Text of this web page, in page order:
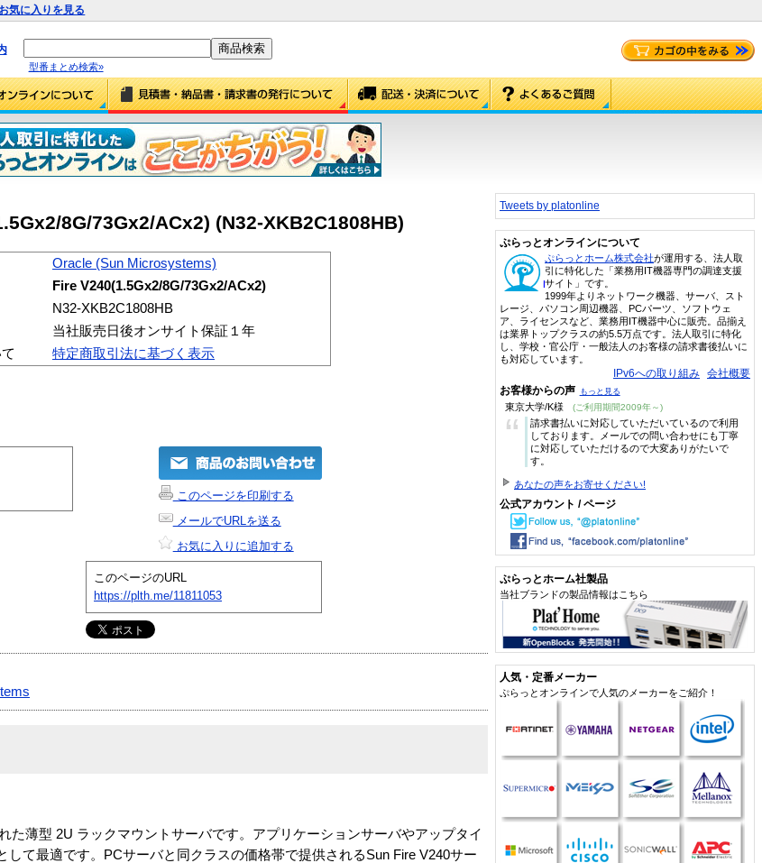
お気に入りを見る
型番まとめ検索»
8G/73Gx2/ACx2) (N32-XKB2C1808HB)
Oracle (Sun Microsystems)
Fire V240(1.5Gx2/8G/73Gx2/ACx2)
N32-XKB2C1808HB
当社販売日後オンサイト保証１年
特定商取引法に基づく表示
このページを印刷する
メールでURLを送る
お気に入りに追加する
このページのURL
https://plth.me/11811053
た薄型 2U ラックマウントサーバです。アプリケーションサーバやアップタイ
して最適です。PCサーバと同クラスの価格帯で提供されるSun Fire V240サー
Tweets by platonline
ぷらっとオンラインについて
ぷらっとホーム株式会社が運用する、法人取
引に特化した「業務用IT機器専門の調達支援
サイト」です。
1999年よりネットワーク機器、サーバ、スト
レージ、パソコン周辺機器、PCパーツ、ソフトウェ
ア、ライセンスなど、業務用IT機器中心に販売。品揃え
は業界トップクラスの約5.5万点です。法人取引に特化
し、学校・官公庁・一般法人のお客様の請求書後払いに
も対応しています。
IPv6への取り組み 会社概要
お客様からの声 もっと見る
東京大学/K様 (ご利用期間2009年～)
“
請求書払いに対応していただいているので利用
しております。メールでの問い合わせにも丁寧
に対応していただけるので大変ありがたいで
す。
あなたの声をお寄せください!
公式アカウント / ページ
ぷらっとホーム社製品
当社ブランドの製品情報はこちら
人気・定番メーカー
ぷらっとオンラインで人気のメーカーをご紹介！